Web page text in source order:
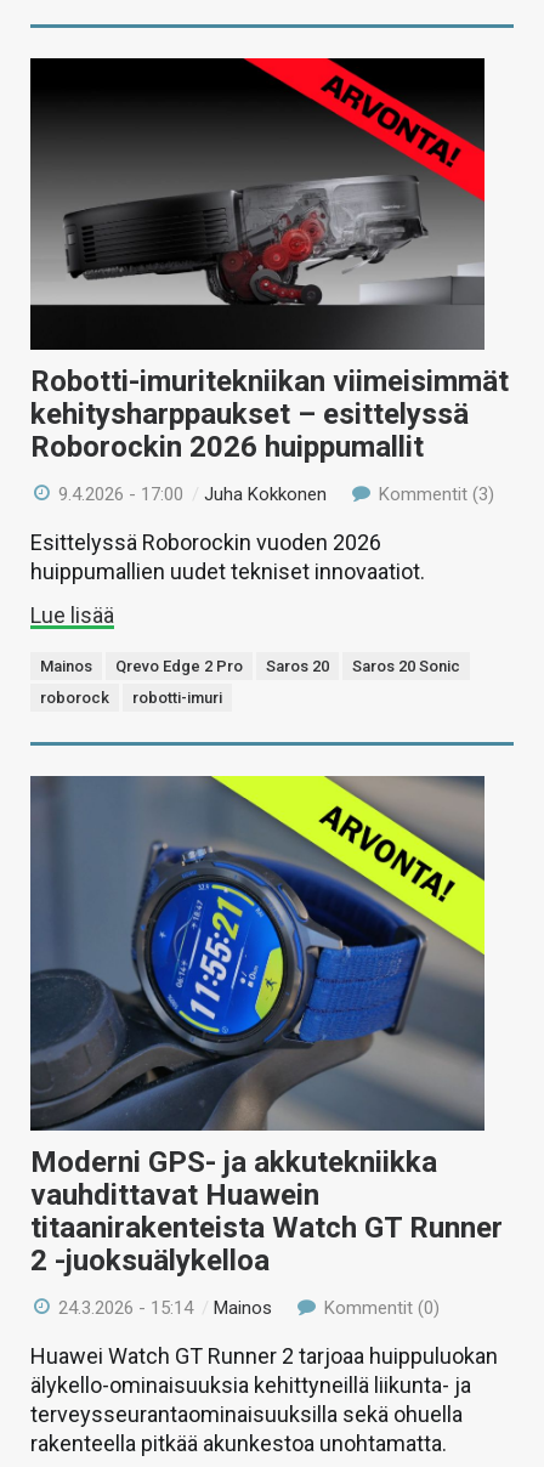
Robotti-imuritekniikan viimeisimmät
kehitysharppaukset – esittelyssä
Roborockin 2026 huippumallit
9.4.2026 - 17:00 /Juha Kokkonen Kommentit (3)
Esittelyssä Roborockin vuoden 2026
huippumallien uudet tekniset innovaatiot.
Lue lisää
Mainos Qrevo Edge 2 Pro Saros 20
Saros 20 Sonic
roborock
robotti-imuri
Moderni GPS- ja akkutekniikka
vauhdittavat Huawein
titaanirakenteista Watch GT Runner
2 -juoksuälykelloa
24.3.2026 - 15:14 /Mainos Kommentit (0)
Huawei Watch GT Runner 2 tarjoaa huippuluokan
älykello-ominaisuuksia kehittyneillä liikunta- ja
terveysseurantaominaisuuksilla sekä ohuella
rakenteella pitkää akunkestoa unohtamatta.